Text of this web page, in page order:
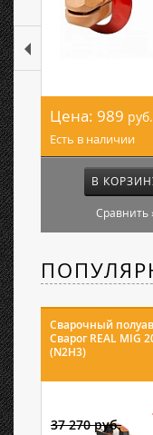
Цена: 989 руб.
Есть в наличии
В
Сравнить ›
Сварочный
Сварог REAL MIG
(N2H3)
37 270 руб.